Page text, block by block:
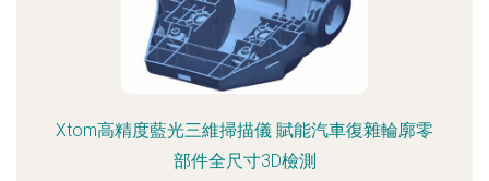
Xtom高精度藍光三維掃描儀 賦能汽車復雜輪廓零
部件全尺寸3D檢測